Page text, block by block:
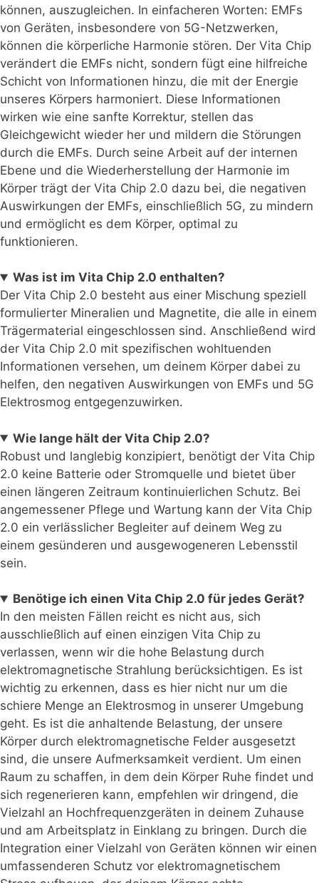
können, auszugleichen. In einfacheren Worten: EMFs
von Geräten, insbesondere von 5G-Netzwerken,
können die körperliche Harmonie stören. Der Vita Chip
verändert die EMFs nicht, sondern fügt eine hilfreiche
Schicht von Informationen hinzu, die mit der Energie
unseres Körpers harmoniert. Diese Informationen
wirken wie eine sanfte Korrektur, stellen das
Gleichgewicht wieder her und mildern die Störungen
durch die EMFs. Durch seine Arbeit auf der internen
Ebene und die Wiederherstellung der Harmonie im
Körper trägt der Vita Chip 2.0 dazu bei, die negativen
Auswirkungen der EMFs, einschließlich 5G, zu mindern
und ermöglicht es dem Körper, optimal zu
funktionieren.
Was ist im Vita Chip 2.0 enthalten?
Der Vita Chip 2.0 besteht aus einer Mischung speziell
formulierter Mineralien und Magnetite, die alle in einem
Trägermaterial eingeschlossen sind. Anschließend wird
der Vita Chip 2.0 mit spezifischen wohltuenden
Informationen versehen, um deinem Körper dabei zu
helfen, den negativen Auswirkungen von EMFs und 5G
Elektrosmog entgegenzuwirken.
Wie lange hält der Vita Chip 2.0?
Robust und langlebig konzipiert, benötigt der Vita Chip
2.0 keine Batterie oder Stromquelle und bietet über
einen längeren Zeitraum kontinuierlichen Schutz. Bei
angemessener Pflege und Wartung kann der Vita Chip
2.0 ein verlässlicher Begleiter auf deinem Weg zu
einem gesünderen und ausgewogeneren Lebensstil
sein.
Benötige ich einen Vita Chip 2.0 für jedes Gerät?
In den meisten Fällen reicht es nicht aus, sich
ausschließlich auf einen einzigen Vita Chip zu
verlassen, wenn wir die hohe Belastung durch
elektromagnetische Strahlung berücksichtigen. Es ist
wichtig zu erkennen, dass es hier nicht nur um die
schiere Menge an Elektrosmog in unserer Umgebung
geht. Es ist die anhaltende Belastung, der unsere
Körper durch elektromagnetische Felder ausgesetzt
sind, die unsere Aufmerksamkeit verdient. Um einen
Raum zu schaffen, in dem dein Körper Ruhe findet und
sich regenerieren kann, empfehlen wir dringend, die
Vielzahl an Hochfrequenzgeräten in deinem Zuhause
und am Arbeitsplatz in Einklang zu bringen. Durch die
Integration einer Vielzahl von Geräten können wir einen
umfassenderen Schutz vor elektromagnetischem